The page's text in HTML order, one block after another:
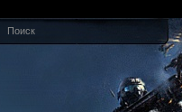
Поиск